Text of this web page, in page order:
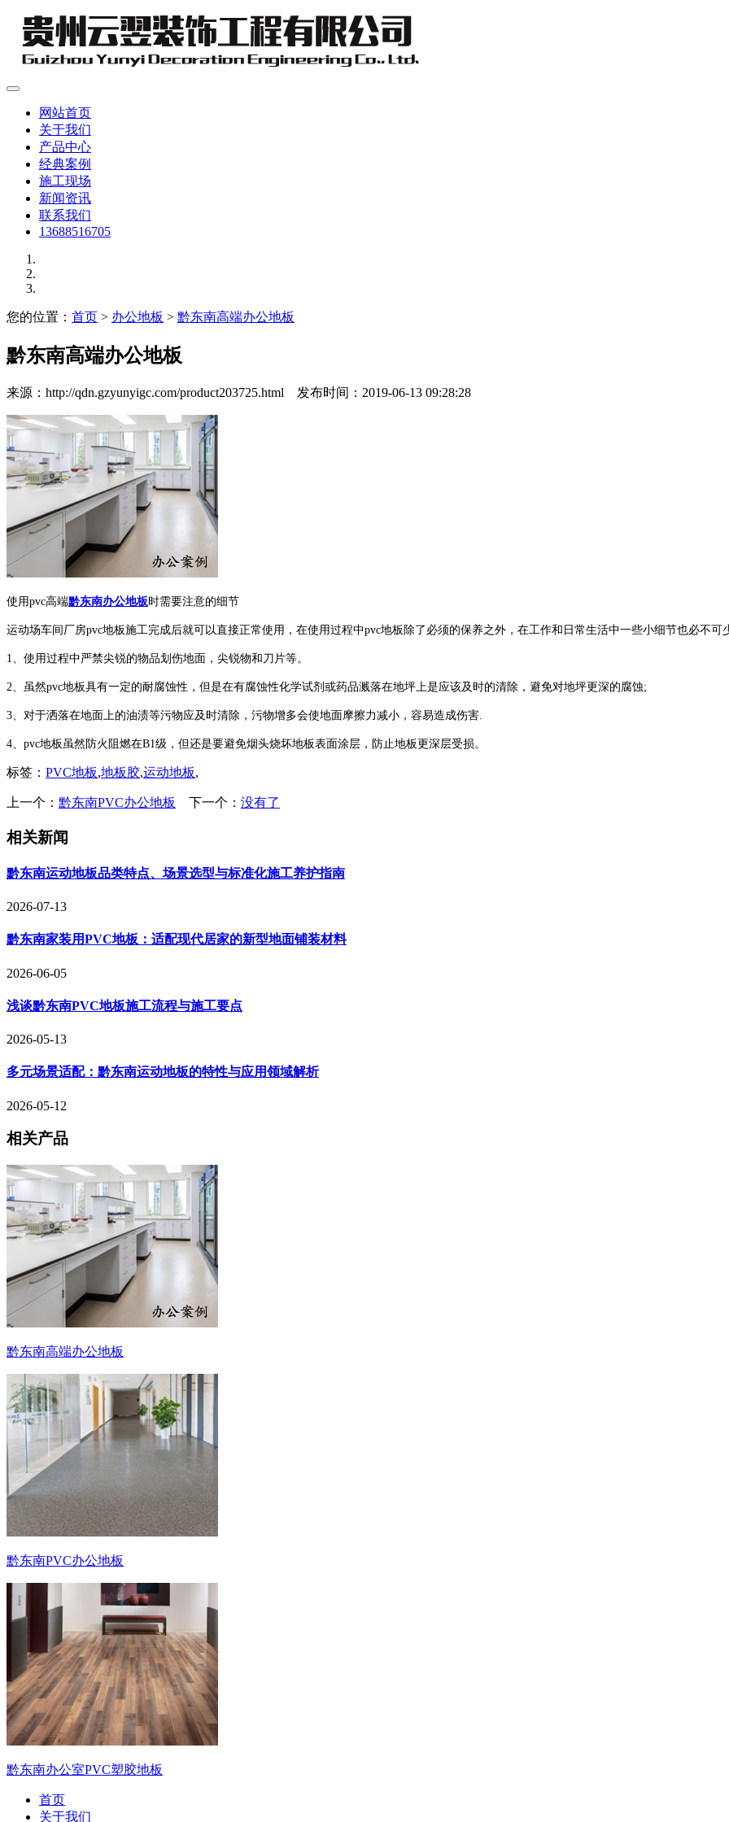
网站首页
关于我们
产品中心
经典案例
施工现场
新闻资讯
联系我们
13688516705
您的位置： 首页 > 办公地板 > 黔东南高端办公地板
黔东南高端办公地板
来源：http://qdn.gzyunyigc.com/product203725.html 发布时间：2019-06-13 09:28:28
使用pvc高端黔东南办公地板 时需要注意的细节
运动场车间厂房pvc地板施工完成后就可以直接正常使用，在使用过程中pvc地板除了必须的保养之外，在工作和日常生活中一些小细节也必不可
1、使用过程中严禁尖锐的物品划伤地面，尖锐物和刀片等。
2、虽然pvc地板具有一定的耐腐蚀性，但是在有腐蚀性化学试剂或药品溅落在地坪上是应该及时的清除，避免对地坪更深的腐蚀;
3、对于洒落在地面上的油渍等污物应及时清除，污物增多会使地面摩擦力减小，容易造成伤害.
4、pvc地板虽然防火阻燃在B1级，但还是要避免烟头烧坏地板表面涂层，防止地板更深层受损。
标签： PVC地板,地板胶,运动地板,
上一个： 黔东南PVC办公地板 下一个： 没有了
相关新闻
黔东南运动地板品类特点、场景选型与标准化施工养护指南
2026-07-13
黔东南家装用PVC地板：适配现代居家的新型地面铺装材料
2026-06-05
浅谈黔东南PVC地板施工流程与施工要点
2026-05-13
多元场景适配：黔东南运动地板的特性与应用领域解析
2026-05-12
相关产品
黔东南高端办公地板
黔东南PVC办公地板
黔东南办公室PVC塑胶地板
首页
关于我们